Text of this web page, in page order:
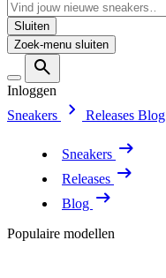
Sluiten
Zoek-menu sluiten
Inloggen
Sneakers
Releases Blog
Sneakers
Releases
Blog
Populaire modellen